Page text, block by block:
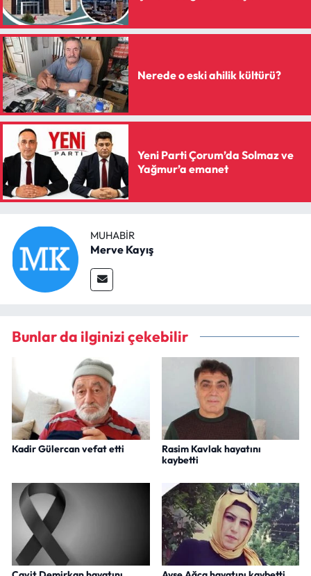
Nerede o eski ahilik kültürü?
Yeni Parti Çorum’da Solmaz ve
Yağmur’a emanet
MUHABIR
Merve Kayış
Bunlar da ilginizi çekebilir
Kadir Gülercan vefat etti
Rasim Kavlak hayatını
kaybetti
Sungurlu Haberleri
Turizm
Uğurludağ Haberleri
Yaşam
Yayla Haber
Yemek Tarifleri
Yerel Haberler